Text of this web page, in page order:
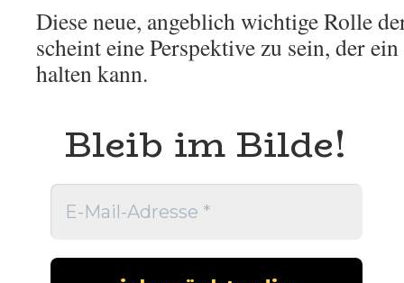
Diese neue, angeblich wichtige Rolle
scheint eine Perspektive zu sein, der
halten kann.
Bleib im Bilde!